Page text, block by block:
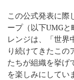
この公式発表に際
ープ（以下UMG
レンジは、「世界
り続けてきたこの
たちが組織を挙げ
を楽しみにしてい